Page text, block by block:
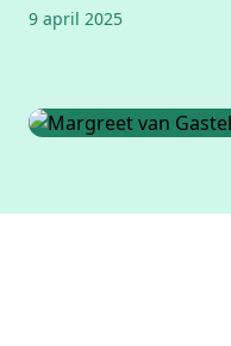
9 april 2025